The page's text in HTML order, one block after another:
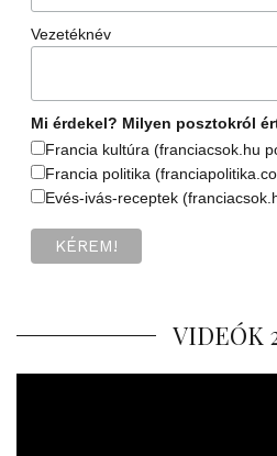
Vezetéknév
Mi érdekel? Milyen posztokról
Francia kultúra (franciacsok.hu
Francia politika
Evés-ivás-receptek
VIDEÓK